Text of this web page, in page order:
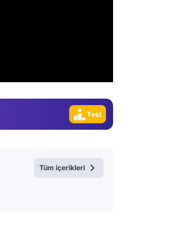
Test
Tüm içerikleri